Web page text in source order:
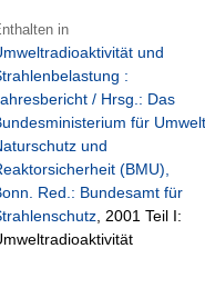
in
und
:
/ Hrsg.: Das
für Umwelt
und
(BMU),
Red.: Bundesamt für
, 2001 Teil I: